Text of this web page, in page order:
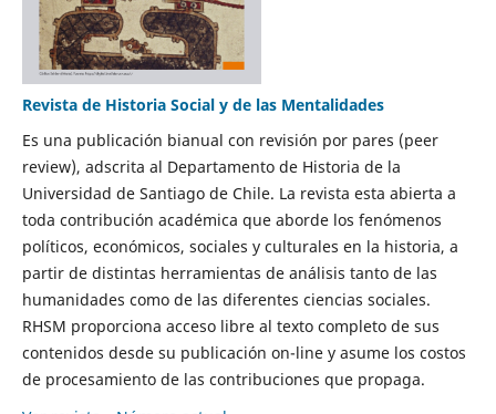
Revista de Historia Social y de las Mentalidades
Es una publicación bianual con revisión por pares (peer
review), adscrita al Departamento de Historia de la
Universidad de Santiago de Chile. La revista esta abierta a
toda contribución académica que aborde los fenómenos
políticos, económicos, sociales y culturales en la historia, a
partir de distintas herramientas de análisis tanto de las
humanidades como de las diferentes ciencias sociales.
RHSM proporciona acceso libre al texto completo de sus
contenidos desde su publicación on-line y asume los costos
de procesamiento de las contribuciones que propaga.